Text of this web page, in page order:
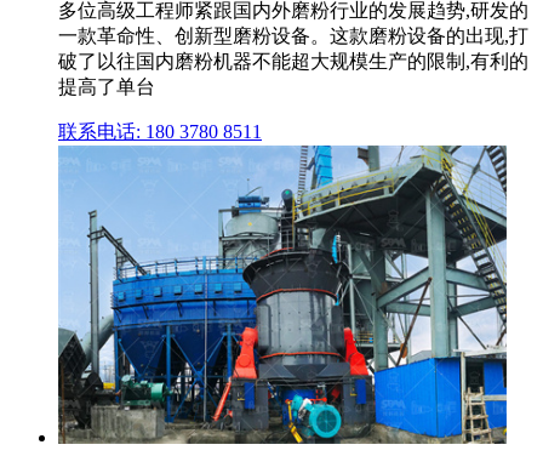
多位高级工程师紧跟国内外磨粉行业的发展趋势,研发的
一款革命性、创新型磨粉设备。这款磨粉设备的出现,打
破了以往国内磨粉机器不能超大规模生产的限制,有利的
提高了单台
联系电话: 180 3780 8511